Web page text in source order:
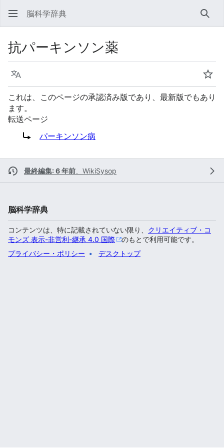
脳科学辞典 検索
抗パーキンソン薬
言語
ウ
これは、このページの承認済み版であり、最新版でもあり
ます。
転送ページ
転送先:
パーキンソン病
最終編集: 6 年前 WikiSysop
脳科学辞典
コンテンツは、特に記載されていない限り、 クリエイティブ・コ
モンズ 表示-非営利-継承 4.0 国際
のもとで利用可能です。
プライバシー・ポリシー
デスクトップ